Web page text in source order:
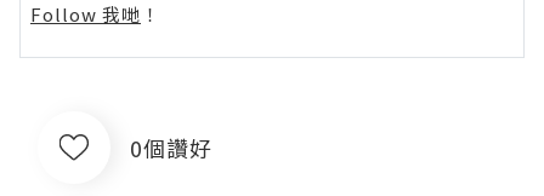
Follow 我哋 ！
0個讚好